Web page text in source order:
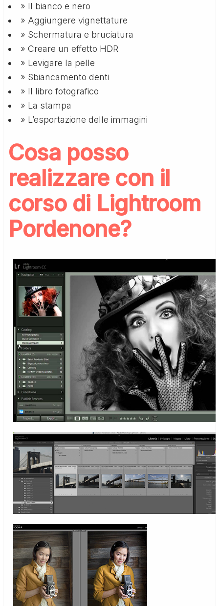
» Il bianco e nero
» Aggiungere vignettature
» Schermatura e bruciatura
» Creare un effetto HDR
» Levigare la pelle
» Sbiancamento denti
» Il libro fotografico
» La stampa
» L’esportazione delle immagini
Cosa posso
realizzare con il
corso di Lightroom
Pordenone?